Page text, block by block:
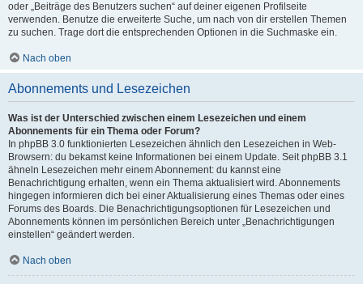
oder „Beiträge des Benutzers suchen“ auf deiner eigenen Profilseite
verwenden. Benutze die erweiterte Suche, um nach von dir erstellen Themen
zu suchen. Trage dort die entsprechenden Optionen in die Suchmaske ein.
Nach oben
Abonnements und Lesezeichen
Was ist der Unterschied zwischen einem Lesezeichen und einem
Abonnements für ein Thema oder Forum?
In phpBB 3.0 funktionierten Lesezeichen ähnlich den Lesezeichen in Web-
Browsern: du bekamst keine Informationen bei einem Update. Seit phpBB 3.1
ähneln Lesezeichen mehr einem Abonnement: du kannst eine
Benachrichtigung erhalten, wenn ein Thema aktualisiert wird. Abonnements
hingegen informieren dich bei einer Aktualisierung eines Themas oder eines
Forums des Boards. Die Benachrichtigungsoptionen für Lesezeichen und
Abonnements können im persönlichen Bereich unter „Benachrichtigungen
einstellen“ geändert werden.
Nach oben